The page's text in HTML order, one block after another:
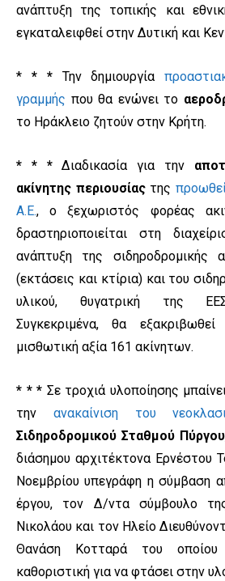
ανάπτυξη της τοπικής και
εγκαταλειφθεί στην Δυτική και
* * *Την δημιουργία
γραμμής που θα ενώνει το
το Ηράκλειο ζητούν στην Κρήτη.
* * *Διαδικασία για την
ακίνητης περιουσίαςτης
Α.Ε., ο ξεχωριστός φορέας
δραστηριοποιείται στη
ανάπτυξη της σιδηροδρομικής
(εκτάσεις και κτίρια) και του
υλικού, θυγατρική της
Συγκεκριμένα, θα
μισθωτική αξία 161 ακίνητων.
* * * Σε τροχιά υλοποίησης
την ανακαίνιση του
Σιδηροδρομικού Σταθμού Πύργου
διάσημου αρχιτέκτονα Ερνέστου
Νοεμβρίου υπεγράφη η σύμβαση
έργου, τον Δ/ντα σύμβουλο
Νικολάου και τον Ηλείο
Θανάση Κοτταρά του
καθοριστική για να φτάσει στην